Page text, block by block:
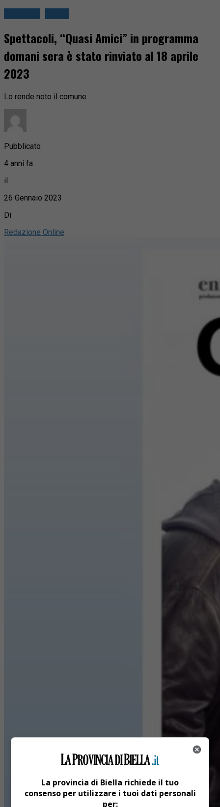
Spettacoli, “Quasi Amici” in programma
domani sera è stato rinviato al 18 aprile
2023
Lo rende noto il comune
Pubblicato
4 anni fa
il
26 Gennaio 2023
Di
Redazione Online
La provincia di Biella richiede il tuo
consenso per utilizzare i tuoi dati personali
per: